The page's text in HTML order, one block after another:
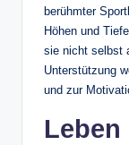
berühmter
Höhen und
sie nicht selbst
Unterstützung
und zur